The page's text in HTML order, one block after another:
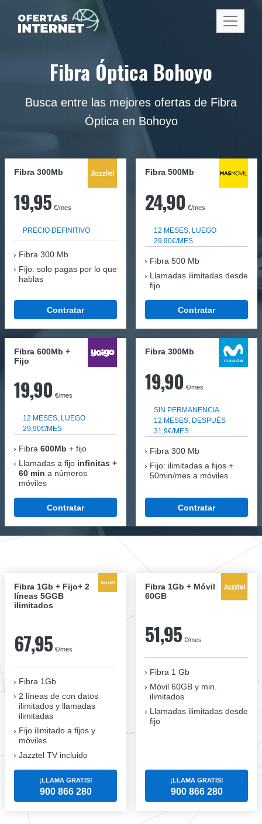
Fibra Óptica Bohoyo
Busca entre las mejores ofertas de Fibra
Óptica en Bohoyo
Fibra 300Mb
19,95 €/mes
PRECIO DEFINITIVO
Fibra 300 Mb
Fijo: solo pagas por lo que
hablas
Contratar
Fibra 500Mb
24,90 €/mes
12 MESES, LUEGO
29,90€/MES
Fibra 500 Mb
Llamadas ilimitadas desde
fijo
Contratar
Fibra 600Mb +
Fijo
19,90 €/mes
12 MESES, LUEGO
29,90€/MES
Fibra 600Mb + fijo
Llamadas a fijo infinitas +
60 min a números
móviles
Contratar
Fibra 300Mb
19,90 €/mes
SIN PERMANENCIA
12 MESES, DESPUÉS
31,9€/MES
Fibra 300 Mb
Fijo: ilimitadas a fijos +
50min/mes a móviles
Contratar
Fibra 1Gb + Fijo+ 2
líneas 5GGB
ilimitados
67,95 €/mes
Fibra 1Gb
2 líneas de con datos
ilimitados y llamadas
ilimitadas
Fijo ilimitado a fijos y
móviles
Jazztel TV incluido
¡LLAMA GRATIS!
900 866 280
Fibra 1Gb + Móvil
60GB
51,95 €/mes
Fibra 1 Gb
Móvil 60GB y min.
ilimitados
Llamadas ilimitadas desde
fijo
¡LLAMA GRATIS!
900 866 280